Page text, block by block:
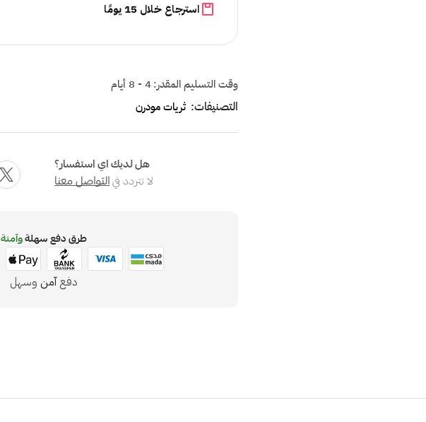
استرجاع خلال 15 يومًا
وقت التسليم المقدر:4 - 8 أيام
التصنيفات: ثريات مودرن
هل لديك اي استفسار؟
لا تتردد فيالتواصل معنا
طرق دفع سهلةوآمنة
دفعآمنوسهل